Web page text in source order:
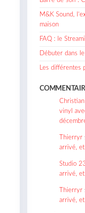
M&K Sound,
maison
FAQ : le
Débuter dans
Les différentes
vinyl
Thierryr
arrivé, et
Studio
arrivé, et
Thierryr
arrivé, et